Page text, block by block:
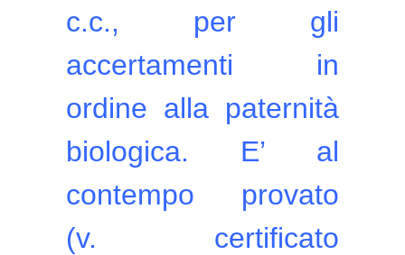
c.c., per gli
accertamenti in
ordine alla paternità
biologica. E’ al
contempo provato
(v. certificato